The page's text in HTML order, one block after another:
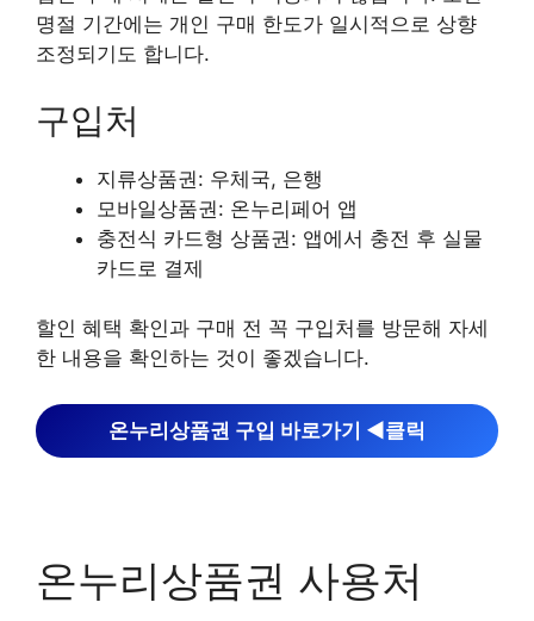
명절 기간에는 개인 구매 한도가 일시적으로 상향
조정되기도 합니다.
구입처
지류상품권: 우체국, 은행
모바일상품권: 온누리페어 앱
충전식 카드형 상품권: 앱에서 충전 후 실물
카드로 결제
할인 혜택 확인과 구매 전 꼭 구입처를 방문해 자세
한 내용을 확인하는 것이 좋겠습니다.
온누리상품권 구입 바로가기 ◀︎클릭
온누리상품권 사용처